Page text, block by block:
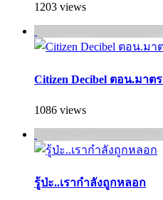
1203 views
Citizen Decibel ตอน.มาตร
1086 views
รู้ป่ะ..เรากำลังถูกหลอก